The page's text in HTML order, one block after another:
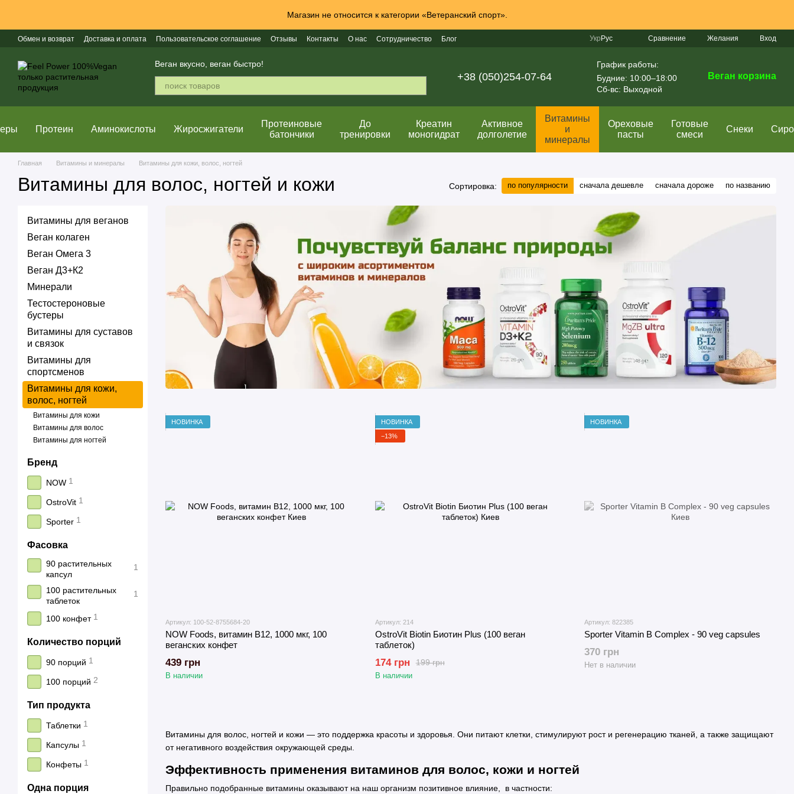
Магазин не относится к категории «Ветеранский спорт».
Обмен и возврат Доставка и оплата Пользовательское соглашение Отзывы Контакты О нас Сотрудничество
Блог
Укр Рус Сравнение Желания Вход
Веган вкусно, веган быстро!
+38 (050)254-07-64
График работы:
Будние: 10:00–18:00
Сб-вс: Выходной
Веган корзина
Протеин Аминокислоты Жиросжигатели
Протеиновые
батончики
До
тренировки
Креатин
моногидрат
Активное
долголетие
Витамины
и
минералы
Ореховые
пасты
Готовые
смеси
Снеки
Главная Витамины и минералы Витамины для кожи, волос, ногтей
Витамины для волос, ногтей и кожи Сортировка: по популярности сначала дешевле сначала дороже по названию
Витамины для волос, ногтей и кожи — это поддержка красоты и здоровья. Они питают клетки, стимулируют рост и регенерацию тканей, а также защищают
от негативного воздействия окружающей среды.
Эффективность применения витаминов для волос, кожи и ногтей
Правильно подобранные витамины оказывают на наш организм позитивное влияние, в частности:
НОВИНКА
Артикул: 100-52-8755684-20
NOW Foods, витамин B12, 1000 мкг, 100
веганских конфет
439 грн
В наличии
НОВИНКА
−13%
Артикул: 214
OstroVit Biotin Биотин Plus (100 веган
таблеток)
199 грн
174 грн
В наличии
НОВИНКА
Артикул: 822385
Sporter Vitamin B Complex - 90 veg capsules
370 грн
Нет в наличии
Витамины для веганов
Веган колаген
Веган Омега 3
Веган Д3+К2
Минерали
Тестостероновые
бустеры
Витамины для суставов
и связок
Витамины для
спортсменов
Витамины для кожи,
волос, ногтей
Витамины для кожи
Витамины для волос
Витамины для ногтей
Бренд
NOW 1
OstroVit 1
Sporter 1
Фасовка
90 растительных
капсул
1
100 растительных
таблеток
1
100 конфет 1
Количество порций
90 порций 1
100 порций 2
Тип продукта
Таблетки 1
Капсулы 1
Конфеты 1
Одна порция